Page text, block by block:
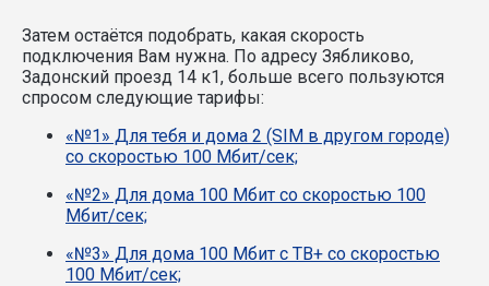
Затем остаётся подобрать, какая скорость
подключения Вам нужна. По адресу Зябликово,
Задонский проезд 14 к1, больше всего пользуются
спросом следующие тарифы:
«№1» Для тебя и дома 2 (SIM в другом городе)
со скоростью 100 Мбит/сек;
«№2» Для дома 100 Мбит со скоростью 100
Мбит/сек;
«№3» Для дома 100 Мбит с ТВ+ со скоростью
100 Мбит/сек;